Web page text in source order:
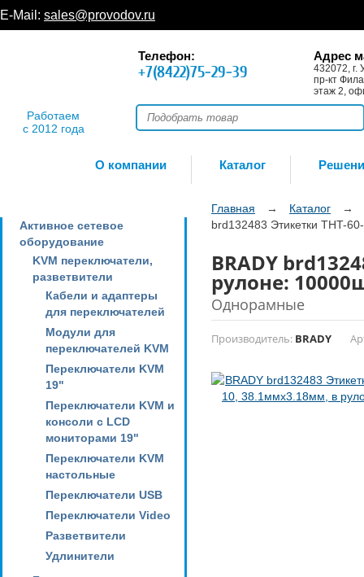
E-Mail: sales@provodov.ru
Работаем
с 2012 года
Телефон:
+7(8422)75-29-39
Адрес
432072, г.
пр-кт
этаж 2,
О компании Каталог
Активное сетевое
оборудование
KVM переключатели,
разветвители
Кабели и адаптеры
для переключателей
Модули для
переключателей KVM
Переключатели KVM
19"
Переключатели KVM и
консоли с LCD
мониторами 19"
Переключатели KVM
настольные
Переключатели USB
Переключатели Video
Разветвители
Удлинители
Главная → Каталог
→
brd132483 Этикетки THT-
BRADY
рулоне:
Однорамные
Производитель: BRADY